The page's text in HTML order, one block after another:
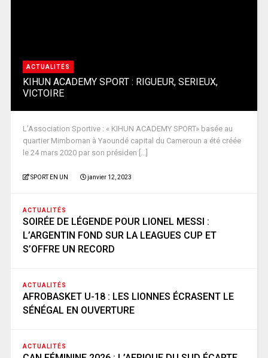
ACTUALITÉS
KIHUN ACADEMY SPORT : RIGUEUR, SERIEUX,
VICTOIRE
L’Association Sportive : « KIHUN ACADEMY SPORT» basée au
quartier Mimboman à Yaoundé capital du Cameroun a été créée
le 24 mars 2020 par son présiden [...]
SPORT EN UN janvier 12, 2023
ACTUALITÉS
SOIRÉE DE LÉGENDE POUR LIONEL MESSI :
L’ARGENTIN FOND SUR LA LEAGUES CUP ET
S’OFFRE UN RECORD
ACTUALITÉS
AFROBASKET U-18 : LES LIONNES ÉCRASENT LE
SÉNÉGAL EN OUVERTURE
ACTUALITÉS